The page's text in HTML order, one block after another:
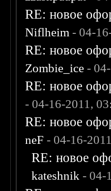
RE: новое
Niflheim - 04-
RE: новое
Zombie_ice -
RE: новое
- 04-16-2011,
RE: новое
neF - 04-16-
RE: новое
kateshnik - 04-